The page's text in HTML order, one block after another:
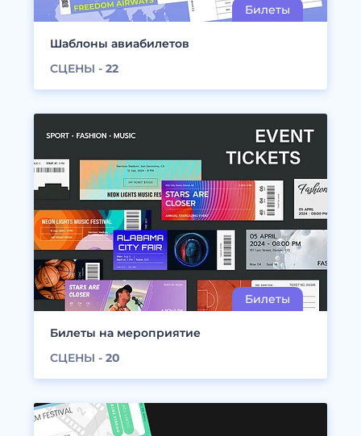
Шаблоны авиабилетов
СЦЕНЫ - 22
Билеты на мероприятие
СЦЕНЫ - 20